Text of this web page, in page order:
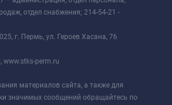
отдел снабжения; 214-54-21 -
г. Пермь, ул. Героев Хасана, 76
www.stks-perm.ru
материалов сайта, а также для
значимых сообщений обращайтесь по